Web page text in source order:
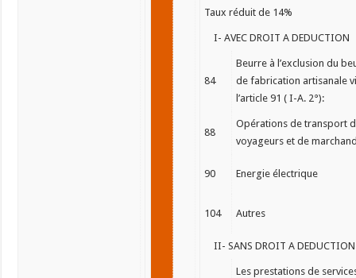
Taux réduit de 14%
I- AVEC DROIT A DEDUCTION
84
Beurre à l’exclusion du
de fabrication artisanale
l’article 91 ( I-A. 2°):
88
Opérations de transport
voyageurs et de
90 Energie électrique
104 Autres
II- SANS DROIT A DEDUCTION
Les prestations de